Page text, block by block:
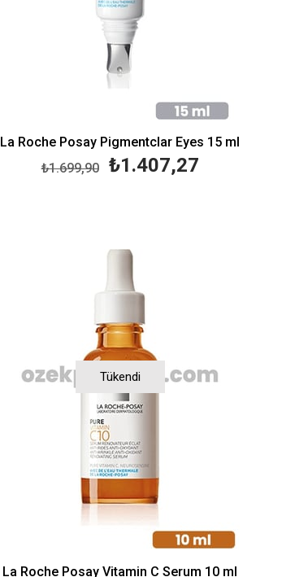
La Roche Posay Pigmentclar Eyes 15 ml
₺1.407,27
₺1.699,90
Tükendi
La Roche Posay Vitamin C Serum 10 ml